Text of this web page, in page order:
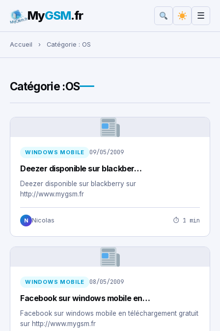
Rechercher :
MyGSM.fr ☰
Accueil › Catégorie : OS
Catégorie :OS
WINDOWS MOBILE 09/05/2009
Deezer disponible sur blackber…
Deezer disponible sur blackberry sur
http://www.mygsm.fr
N Nicolas ⏱ 1 min
WINDOWS MOBILE 08/05/2009
Facebook sur windows mobile en…
Facebook sur windows mobile en téléchargement gratuit
sur http://www.mygsm.fr